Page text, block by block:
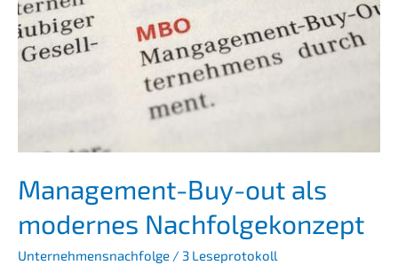
Juli 2018
Manage­ment-Buy-out als
moder­nes Nachfolgekonzept
Unternehmensnachfolge / 3 Leseprotokoll